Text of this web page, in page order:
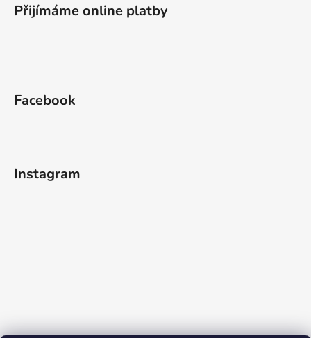
Přijímáme online platby
Facebook
Instagram